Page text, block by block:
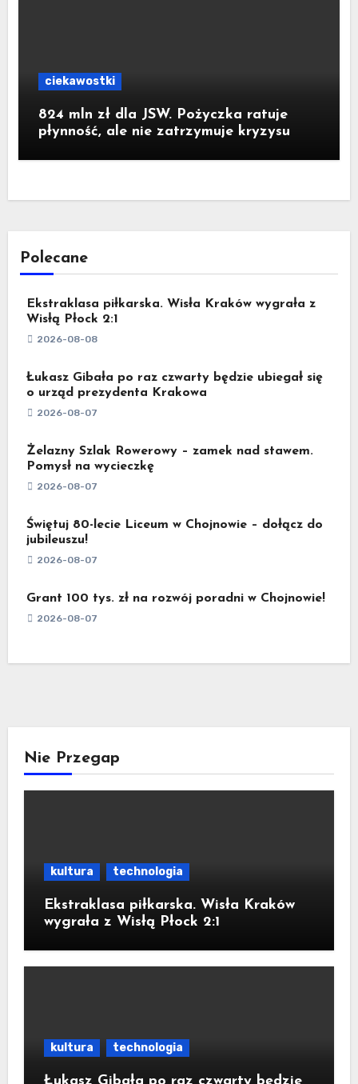
ciekawostki
824 mln zł dla JSW. Pożyczka ratuje
płynność, ale nie zatrzymuje kryzysu
Polecane
Ekstraklasa piłkarska. Wisła Kraków wygrała z
Wisłą Płock 2:1
2026-08-08
Łukasz Gibała po raz czwarty będzie ubiegał się
o urząd prezydenta Krakowa
2026-08-07
Żelazny Szlak Rowerowy – zamek nad stawem.
Pomysł na wycieczkę
2026-08-07
Świętuj 80-lecie Liceum w Chojnowie – dołącz do
jubileuszu!
2026-08-07
Grant 100 tys. zł na rozwój poradni w Chojnowie!
2026-08-07
Nie Przegap
kultura technologia
Ekstraklasa piłkarska. Wisła Kraków
wygrała z Wisłą Płock 2:1
kultura technologia
Łukasz Gibała po raz czwarty będzie